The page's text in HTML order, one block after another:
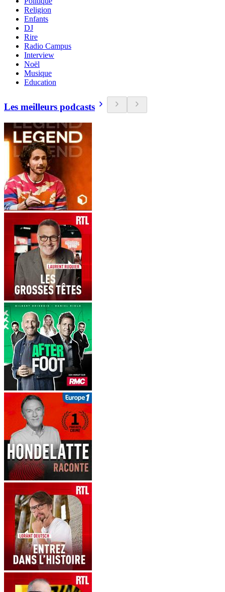
Religion
Enfants
DJ
Rire
Radio Campus
Interview
Noël
Musique
Education
Les meilleurs podcasts